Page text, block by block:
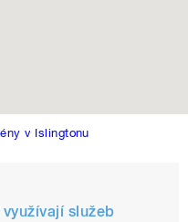
v Islingtonu
služeb